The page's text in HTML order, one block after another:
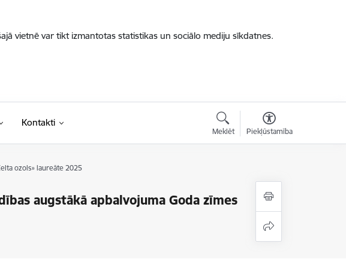
vietnē var tikt izmantotas statistikas un sociālo mediju sīkdatnes.
Kontakti
Meklēt Piekļūstamība
ozols» laureāte 2025
augstākā apbalvojuma Goda zīmes